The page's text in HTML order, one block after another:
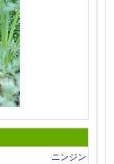
ニンジン